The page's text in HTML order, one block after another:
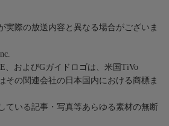
実際の放送内容と異なる場合がございま
、およびGガイドロゴは、米国TiVo
その関連会社の日本国内における商標ま
ている記事・写真等あらゆる素材の無断